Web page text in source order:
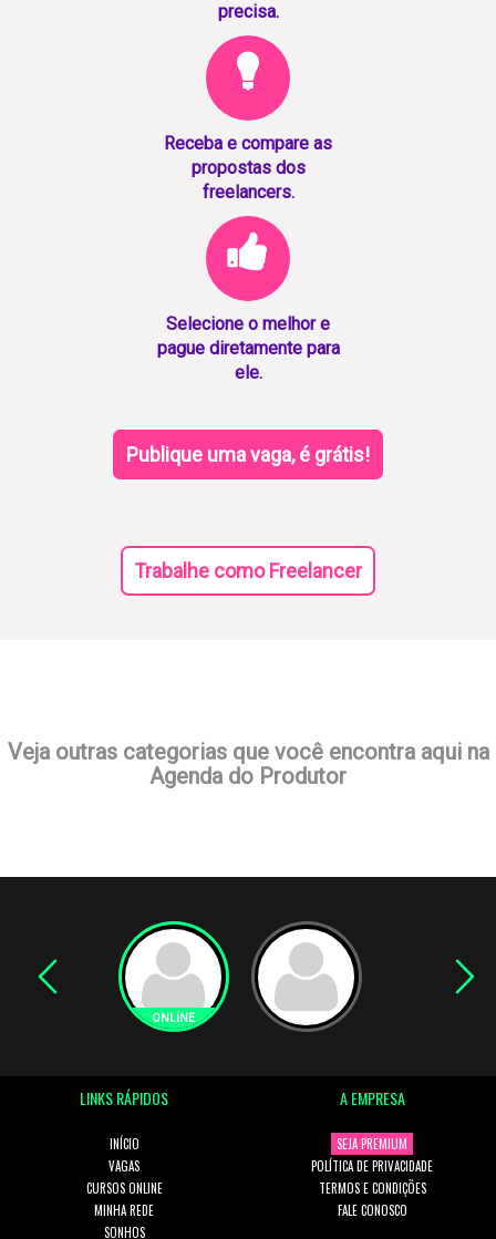
precisa.
Receba e compare as
propostas dos
freelancers.
Selecione o melhor e
pague diretamente para
ele.
Publique uma vaga, é grátis!
Trabalhe como Freelancer
Veja outras categorias que você encontra aqui na
Agenda do Produtor
LINKS RÁPIDOS
INÍCIO
VAGAS
CURSOS ONLINE
MINHA REDE
SONHOS
A EMPRESA
SEJA PREMIUM
POLÍTICA DE PRIVACIDADE
TERMOS E CONDIÇÕES
FALE CONOSCO